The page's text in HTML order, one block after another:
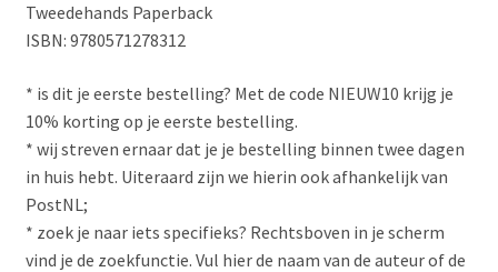
Tweedehands Paperback
ISBN: 9780571278312
* is dit je eerste bestelling? Met de code NIEUW10 krijg je
10% korting op je eerste bestelling.
* wij streven ernaar dat je je bestelling binnen twee dagen
in huis hebt. Uiteraard zijn we hierin ook afhankelijk van
PostNL;
* zoek je naar iets specifieks? Rechtsboven in je scherm
vind je de zoekfunctie. Vul hier de naam van de auteur of de